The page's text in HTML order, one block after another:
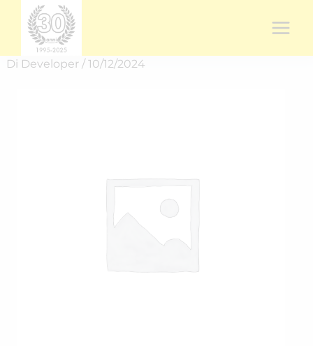
contenuto
Di Developer /10/12/2024